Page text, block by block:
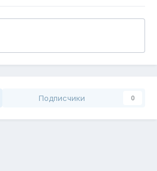
Подписчики 0